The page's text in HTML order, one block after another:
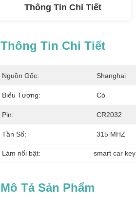
Thông Tin Chi Tiết
Thông Tin Chi Tiết
Nguồn Gốc: Shanghai
Biểu Tượng: Có
Pin: CR2032
Tần Số: 315 MHZ
Làm nổi bật: smart car key
Mô Tả Sản Phẩm